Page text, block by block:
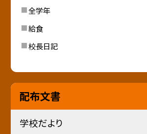
全学年
給食
校長日記
配布文書
学校だより